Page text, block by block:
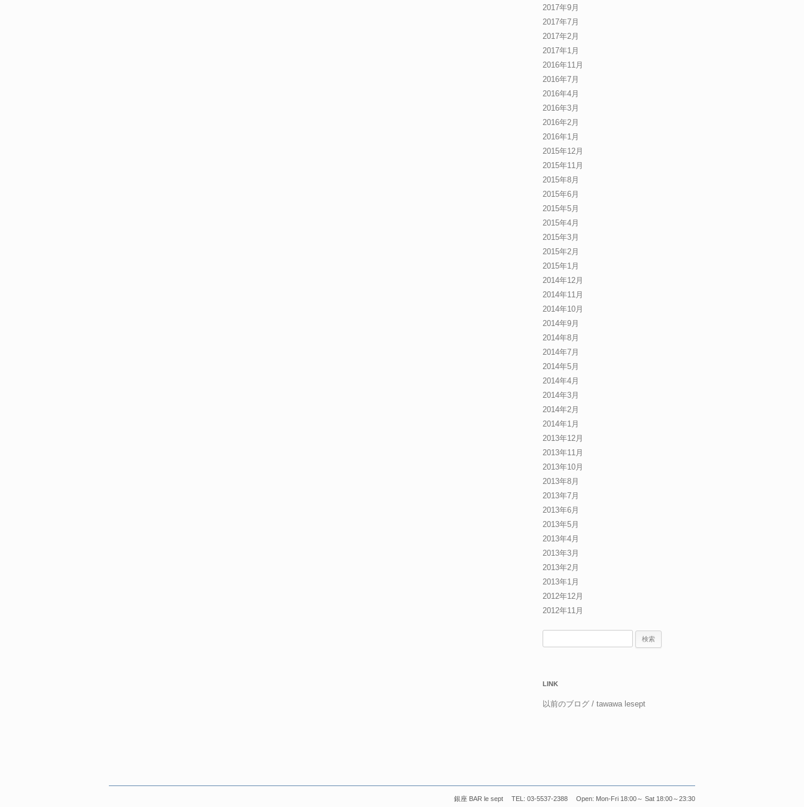
2017年9月
2017年7月
2017年2月
2017年1月
2016年11月
2016年7月
2016年4月
2016年3月
2016年2月
2016年1月
2015年12月
2015年11月
2015年8月
2015年6月
2015年5月
2015年4月
2015年3月
2015年2月
2015年1月
2014年12月
2014年11月
2014年10月
2014年9月
2014年8月
2014年7月
2014年5月
2014年4月
2014年3月
2014年2月
2014年1月
2013年12月
2013年11月
2013年10月
2013年8月
2013年7月
2013年6月
2013年5月
2013年4月
2013年3月
2013年2月
2013年1月
2012年12月
2012年11月
LINK
以前のブログ / tawawa lesept
銀座 BAR le sept TEL: 03-5537-2388 Open: Mon-Fri 18:00～ Sat 18:00～23:30